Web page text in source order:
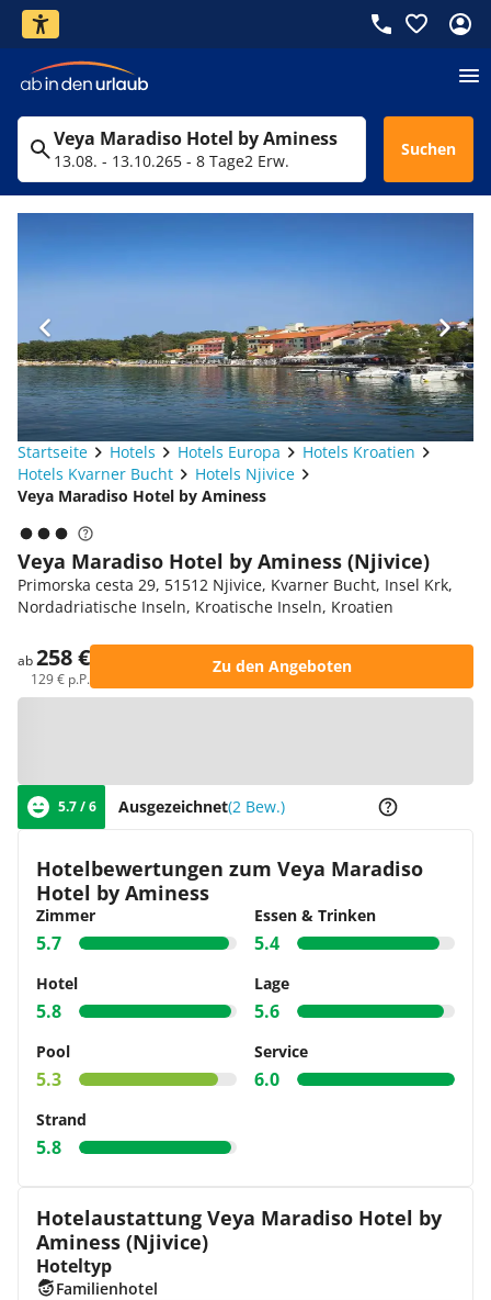
Veya Maradiso Hotel by Aminess
13.08. - 13.10.265 - 8 Tage2 Erw.
Suchen
Startseite Hotels Hotels Europa
Hotels Kroatien
Hotels Kvarner Bucht
Hotels Njivice
Veya Maradiso Hotel by Aminess
Veya Maradiso Hotel by Aminess (Njivice)
Primorska cesta 29, 51512 Njivice, Kvarner Bucht, Insel Krk,
Nordadriatische Inseln, Kroatische Inseln, Kroatien
ab258 €
129 € p.P.
Zu den Angeboten
5.7 / 6 Ausgezeichnet(2 Bew.)
Hotelbewertungen zum Veya Maradiso
Hotel by Aminess
Zimmer
5.7
Essen & Trinken
5.4
Hotel
5.8
Lage
5.6
Pool
5.3
Service
6.0
Strand
5.8
Hotelaustattung Veya Maradiso Hotel by
Aminess (Njivice)
Hoteltyp
Familienhotel